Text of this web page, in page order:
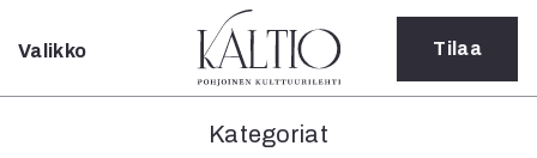
Sulje
Kategoriat
Valikko Tilaa
Kategoriat